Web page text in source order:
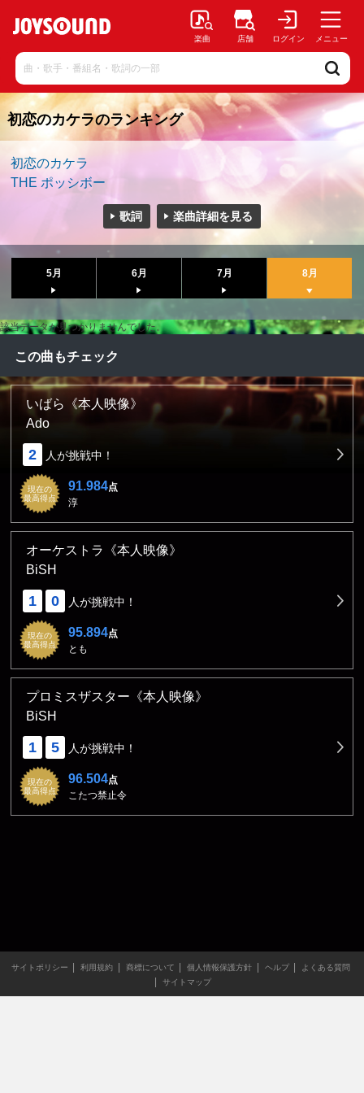
楽曲 店舗 ログイン メニュー
初恋のカケラのランキング
初恋のカケラ
THE ポッシボー
歌詞 楽曲詳細を見る
5月 6月 7月 8月
該当データが見つかりませんでした。
この曲もチェック
いばら《本人映像》
Ado
2 人が挑戦中！
現在の
最高得点
91.984点
淳
オーケストラ《本人映像》
BiSH
1 0 人が挑戦中！
現在の
最高得点
95.894点
とも
プロミスザスター《本人映像》
BiSH
1 5 人が挑戦中！
現在の
最高得点
96.504点
こたつ禁止令
サイトポリシー 利用規約 商標について 個人情報保護方針 ヘルプ
よくある質問
サイトマップ